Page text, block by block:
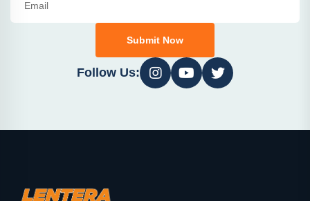
Submit Now
Follow Us: